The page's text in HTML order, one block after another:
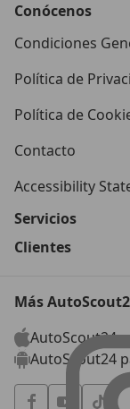
Conócenos
Condiciones
Política de
Política de
Contacto
Accessibility
Servicios
Clientes
Más
AutoScout24
AutoScout24